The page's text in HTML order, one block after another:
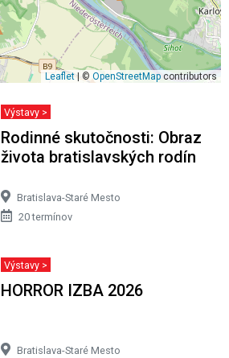
Leaflet| © OpenStreetMap contributors
Výstavy >
Rodinné skutočnosti: Obraz
života bratislavských rodín
Bratislava-Staré Mesto
20 termínov
Výstavy >
HORROR IZBA 2026
Bratislava-Staré Mesto